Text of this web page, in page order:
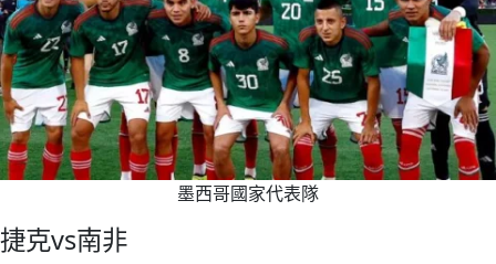
墨西哥國家代表隊
捷克vs南非